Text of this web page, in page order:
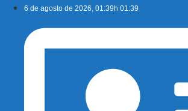
conteúdo
6 de agosto de 2026, 01:39h 01:39